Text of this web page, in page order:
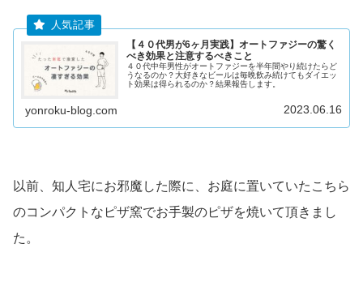
【４０代男が6ヶ月実践】オートファジーの驚く
べき効果と注意するべきこと
４０代中年男性がオートファジーを半年間やり続けたらど
うなるのか？大好きなビールは毎晩飲み続けてもダイエッ
ト効果は得られるのか？結果報告します。
yonroku-blog.com 2023.06.16
以前、知人宅にお邪魔した際に、お庭に置いていたこちら
のコンパクトなピザ窯でお手製のピザを焼いて頂きまし
た。